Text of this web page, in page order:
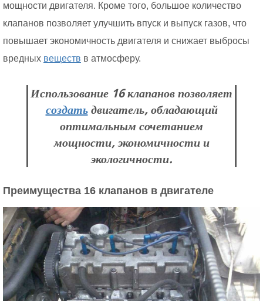
мощности двигателя. Кроме того, большое количество
клапанов позволяет улучшить впуск и выпуск газов, что
повышает экономичность двигателя и снижает выбросы
вредных веществ в атмосферу.
Использование 16 клапанов позволяет
создатьдвигатель, обладающий
оптимальным сочетанием
мощности, экономичности и
экологичности.
Преимущества 16 клапанов в двигателе